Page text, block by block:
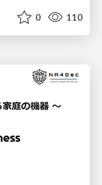
0 110